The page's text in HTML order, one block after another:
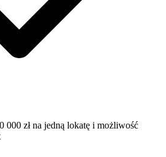
000 zł na jedną lokatę i możliwość